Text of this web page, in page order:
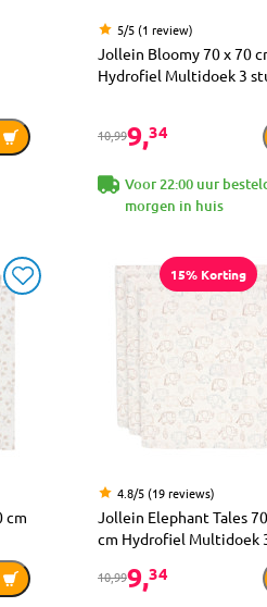
5/5 (1 review)
Jollein Bloomy 70 x 70
Hydrofiel Multidoek 3
10,999,34
Voor 22:00 uur
morgen in huis
cm
15% Korting
4.8/5 (19 reviews)
Jollein Elephant Tales
cm Hydrofiel Multidoek
10,999,34